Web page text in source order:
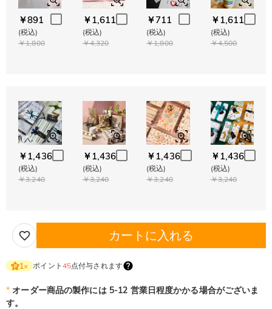
￥891
(税込)
￥1,800
￥1,611
(税込)
￥4,320
￥711
(税込)
￥1,800
￥1,611
(税込)
￥4,500
￥1,436
(税込)
￥3,240
￥1,436
(税込)
￥3,240
￥1,436
(税込)
￥3,240
￥1,436
(税込)
￥3,240
カートに入れる
1× ポイント 45点付与されます
* オーダー商品の製作には 5-12 営業日程度かかる場合がございま
す。